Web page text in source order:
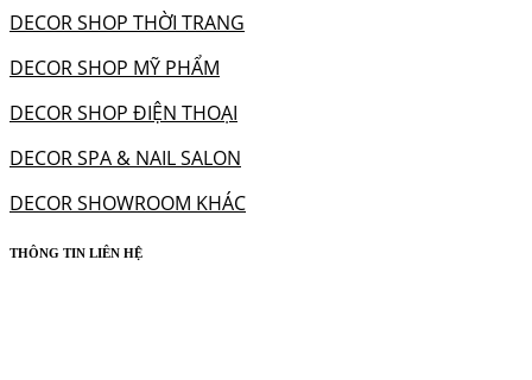
DECOR SHOP THỜI TRANG
DECOR SHOP MỸ PHẨM
DECOR SHOP ĐIỆN THOẠI
DECOR SPA & NAIL SALON
DECOR SHOWROOM KHÁC
THÔNG TIN LIÊN HỆ